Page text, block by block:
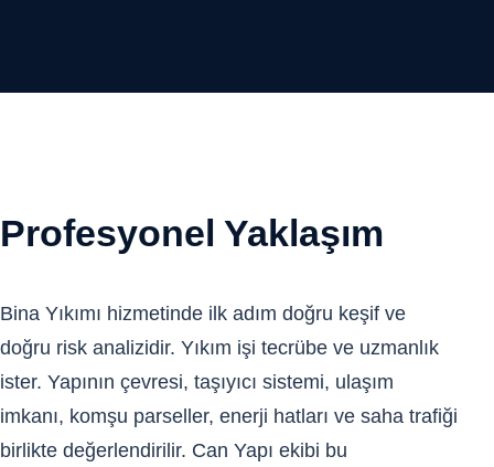
Profesyonel Yaklaşım
Bina Yıkımı hizmetinde ilk adım doğru keşif ve
doğru risk analizidir. Yıkım işi tecrübe ve uzmanlık
ister. Yapının çevresi, taşıyıcı sistemi, ulaşım
imkanı, komşu parseller, enerji hatları ve saha trafiği
birlikte değerlendirilir. Can Yapı ekibi bu